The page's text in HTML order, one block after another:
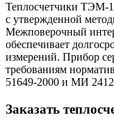
Теплосчетчики ТЭМ-
с утвержденной
Межповерочный
обеспечивает
измерений. Прибор
требованиям
51649-2000 и МИ
Заказать